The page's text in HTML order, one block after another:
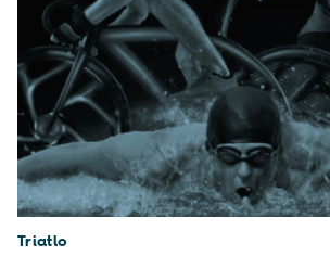
Triatlo